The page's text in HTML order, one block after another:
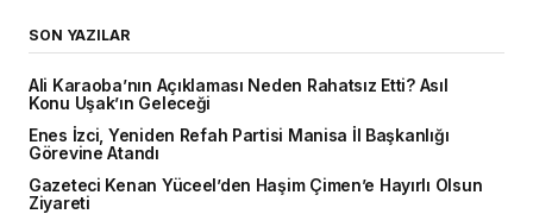
SON YAZILAR
Ali Karaoba’nın Açıklaması Neden Rahatsız Etti? Asıl
Konu Uşak’ın Geleceği
Enes İzci, Yeniden Refah Partisi Manisa İl Başkanlığı
Görevine Atandı
Gazeteci Kenan Yüceel’den Haşim Çimen’e Hayırlı Olsun
Ziyareti